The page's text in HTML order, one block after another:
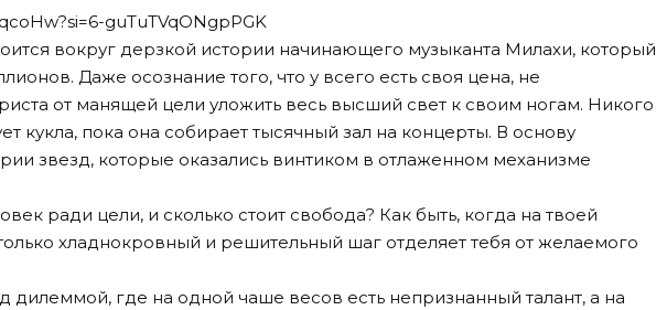
guTuTVqONgpPGK
вокруг дерзкой истории начинающего музыканта Милахи, который
Даже осознание того, что у всего есть своя цена, не
от манящей цели уложить весь высший свет к своим ногам. Никого
кукла, пока она собирает тысячный зал на концерты. В основу
звезд, которые оказались винтиком в отлаженном механизме
ради цели, и сколько стоит свобода? Как быть, когда на твоей
хладнокровный и решительный шаг отделяет тебя от желаемого
дилеммой, где на одной чаше весов есть непризнанный талант, а на